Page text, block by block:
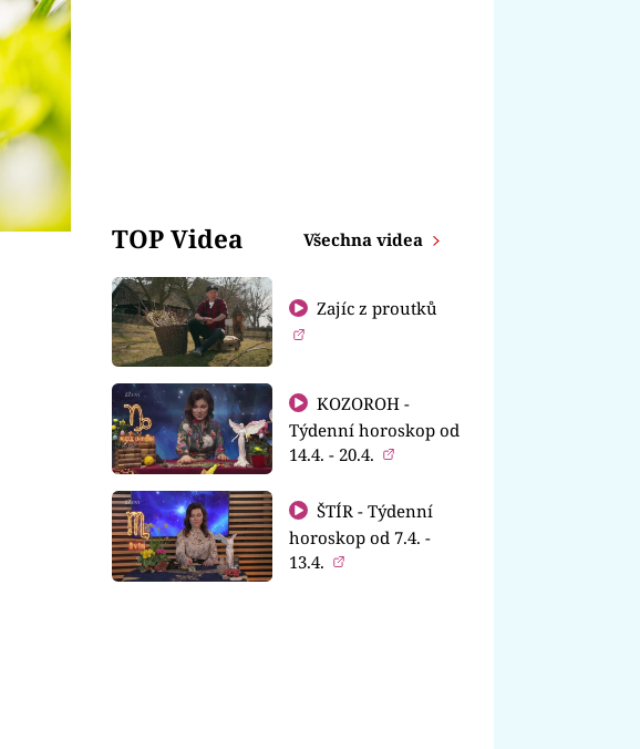
TOP Videa Všechna videa
Zajíc z proutků
KOZOROH -
Týdenní horoskop od
14.4. - 20.4.
ŠTÍR - Týdenní
horoskop od 7.4. -
13.4.